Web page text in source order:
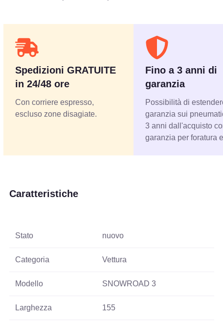
Spedizioni GRATUITE
in 24/48 ore
Con corriere espresso,
escluso zone disagiate.
Fino a 3 anni di
garanzia
Possibilità di
garanzia sui
3 anni dall'acquisto
garanzia per foratura
Caratteristiche
Stato nuovo
Categoria Vettura
Modello SNOWROAD 3
Larghezza 155